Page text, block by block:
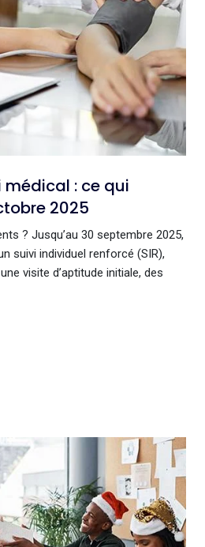
médical : ce qui
2025
? Jusqu’au 30 septembre 2025,
suivi individuel renforcé (SIR),
visite d’aptitude initiale, des